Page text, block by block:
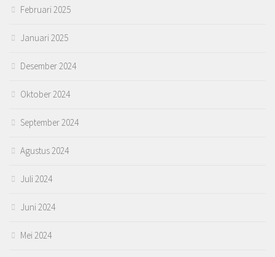
Februari 2025
Januari 2025
Desember 2024
Oktober 2024
September 2024
Agustus 2024
Juli 2024
Juni 2024
Mei 2024